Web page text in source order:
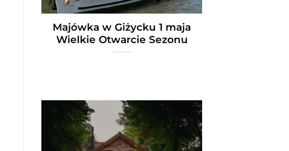
Majówka w Giżycku 1 maja
Wielkie Otwarcie Sezonu